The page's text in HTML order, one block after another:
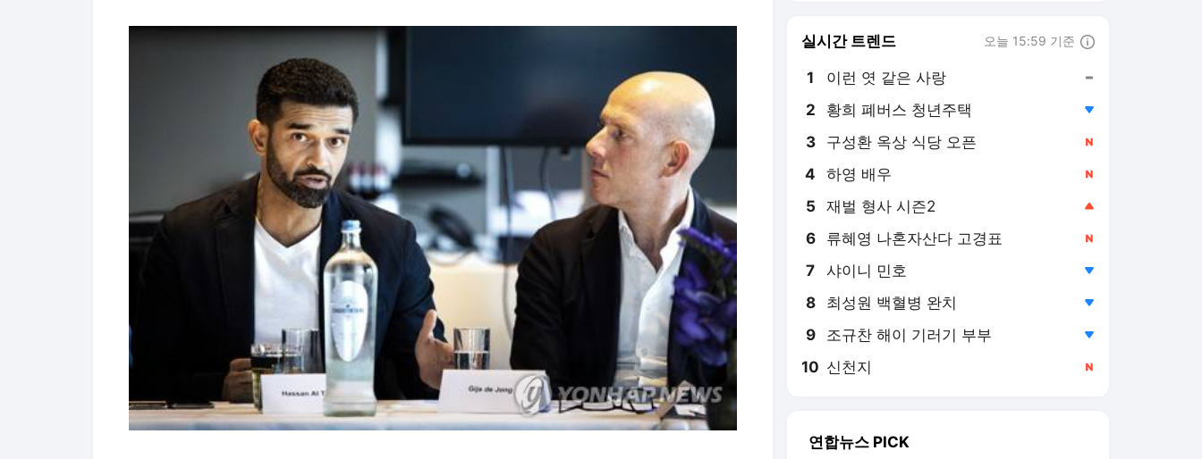
실시간 트렌드 오늘 15:59 기준
1 이런 엿 같은 사랑
3 구성환 옥상 식당 오픈
4 하영 배우
5 재벌 형사 시즌2
6 류혜영 나혼자산다 고경표
7 샤이니 민호
8 최성원 백혈병 완치
9 조규찬 해이 기러기 부부
10 신천지
연합뉴스 PICK